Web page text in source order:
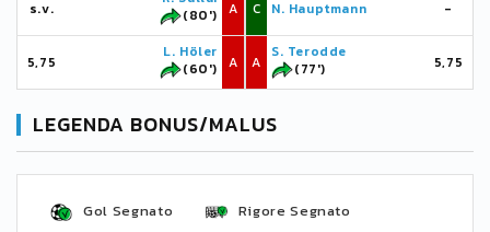
s.v.
(80')
A
5,75
L. Höler
(60')
A
C N. Hauptmann -
A
S. Terodde
(77')
5,75
LEGENDA BONUS/MALUS
Gol Segnato
Rigore Segnato